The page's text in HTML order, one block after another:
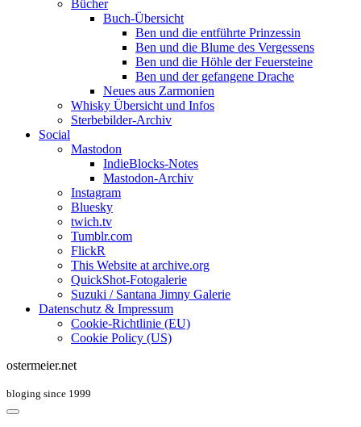
Bücher
Buch-Übersicht
Ben und die entführte Prinzessin
Ben und die Blume des Vergessens
Ben und die Höhle der Feuersteine
Ben und der gefangene Drache
Neues aus Zarmonien
Whisky Übersicht und Infos
Sterbebilder-Archiv
Social
Mastodon
IndieBlocks-Notes
Mastodon-Archiv
Instagram
Bluesky
twich.tv
Tumblr.com
FlickR
This Website at archive.org
QuickShot-Fotogalerie
Suzuki / Santana Jimny Galerie
Datenschutz & Impressum
Cookie-Richtlinie (EU)
Cookie Policy (US)
ostermeier.net
bloging since 1999